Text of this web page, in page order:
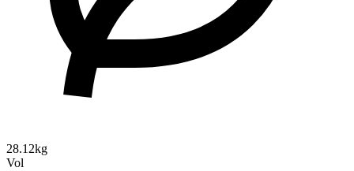
28.12kg
Vol